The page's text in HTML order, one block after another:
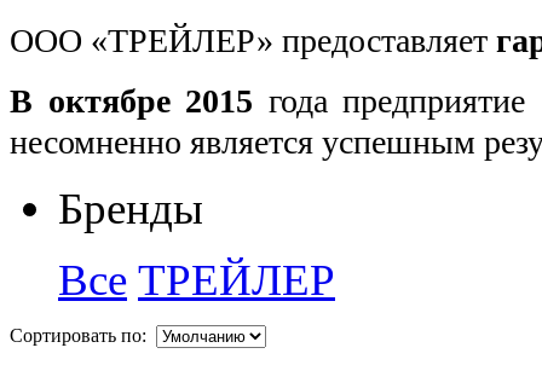
ООО «ТРЕЙЛЕР» предоставляет
В октябре 2015 года
несомненно является успешным
Бренды
Все ТРЕЙЛЕР
Сортировать по: